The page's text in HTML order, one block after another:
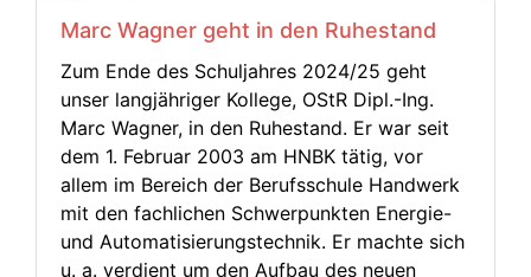
Marc Wagner geht in den Ruhestand
Zum Ende des Schuljahres 2024/25 geht
unser langjähriger Kollege, OStR Dipl.-Ing.
Marc Wagner, in den Ruhestand. Er war seit
dem 1. Februar 2003 am HNBK tätig, vor
allem im Bereich der Berufsschule Handwerk
mit den fachlichen Schwerpunkten Energie-
und Automatisierungstechnik. Er machte sich
u. a. verdient um den Aufbau des neuen